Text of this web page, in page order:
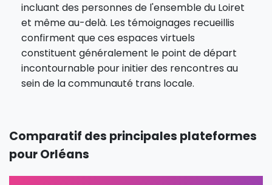
incluant des personnes de l'ensemble du Loiret
et même au-delà. Les témoignages recueillis
confirment que ces espaces virtuels
constituent généralement le point de départ
incontournable pour initier des rencontres au
sein de la communauté trans locale.
Comparatif des principales plateformes
pour Orléans